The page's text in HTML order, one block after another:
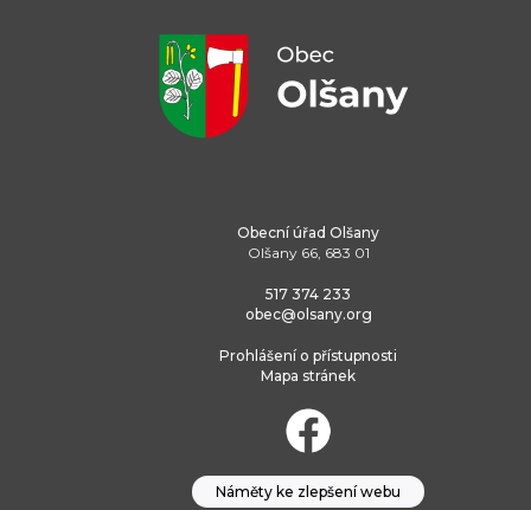
Obecní úřad Olšany
Olšany 66, 683 01
517 374 233
obec@olsany.org
Prohlášení o přístupnosti
Mapa stránek
Náměty ke zlepšení webu